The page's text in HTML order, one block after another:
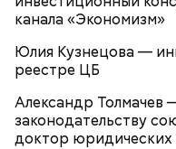
канала «Экономизм»
Юлия Кузнецова —
реестре ЦБ
Александр Толмачев
законодательству
доктор юридических